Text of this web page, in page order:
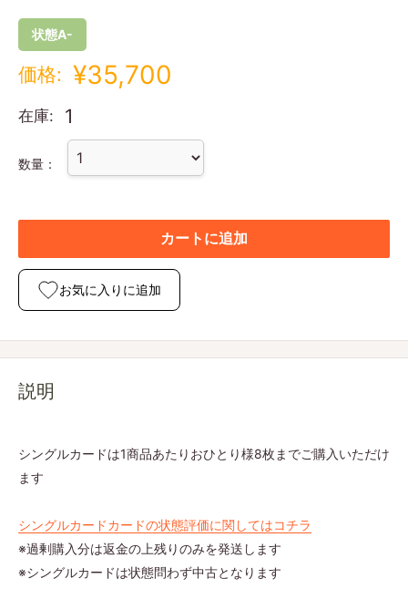
状態A-
価格: ¥35,700
在庫: 1
数量：
カートに追加
お気に入りに追加
説明
シングルカードは1商品あたりおひとり様8枚までご購入いただけ
ます
シングルカードカードの状態評価に関してはコチラ
※過剰購入分は返金の上残りのみを発送します
※シングルカードは状態問わず中古となります